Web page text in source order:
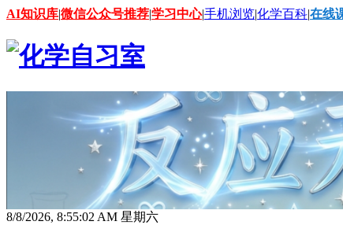
AI知识库|微信公众号推荐|学习中心|手机浏览|化学百科|在线
8/8/2026, 8:55:03 AM 星期六